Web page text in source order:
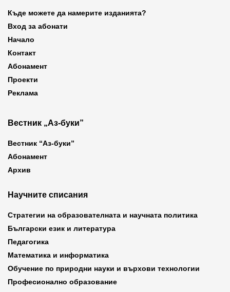
Къде можете да намерите изданията?
Вход за абонати
Начало
Контакт
Абонамент
Проекти
Реклама
Вестник „Аз-буки”
Вестник “Аз-буки”
Абонамент
Архив
Научните списания
Стратегии на образователната и научната политика
Български език и литература
Педагогика
Математика и информатика
Обучение по природни науки и върхови технологии
Професионално образование